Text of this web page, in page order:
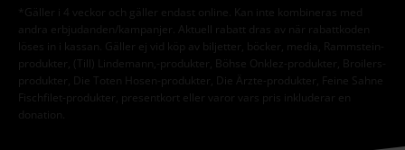
*Gäller i 4 veckor och gäller endast online. Kan inte kombineras med
andra erbjudanden/kampanjer. Aktuell rabatt dras av när rabattkoden
löses in i kassan. Gäller ej vid köp av biljetter, böcker, media, Rammstein-
produkter, (Till) Lindemann,-produkter, Böhse Onklez-produkter, Broilers-
produkter, Die Toten Hosen-produkter, Die Ärzte-produkter, Feine Sahne
Fischfilet-produkter, presentkort eller varor vars pris inkluderar en
donation.